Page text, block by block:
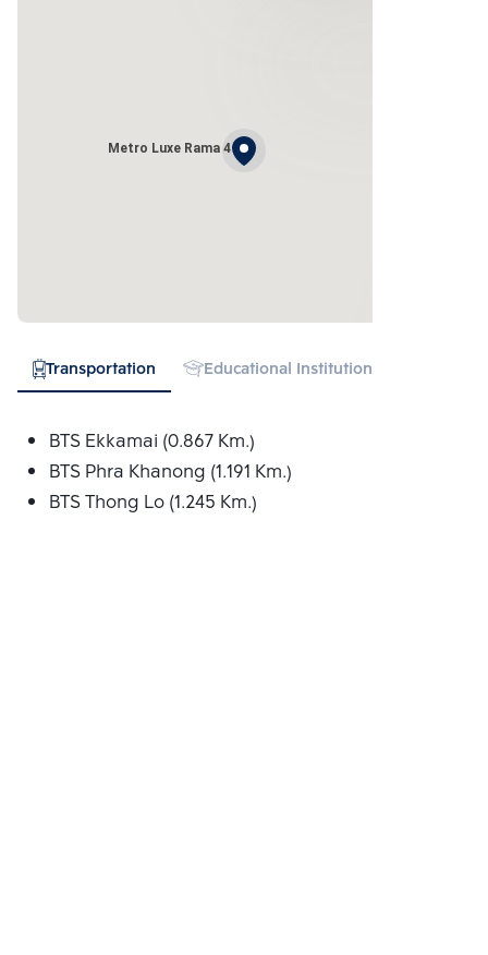
Metro Luxe Rama 4
Transportation Educational Institution
BTS Ekkamai (0.867 Km.)
BTS Phra Khanong (1.191 Km.)
BTS Thong Lo (1.245 Km.)